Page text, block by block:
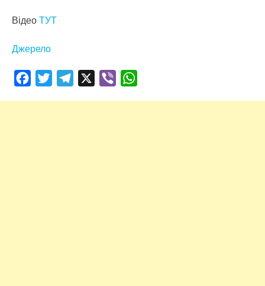
ВідеоТУТ
Джерело
FacebookTwitterTelegram Viber